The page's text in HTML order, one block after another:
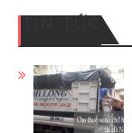
TIN TỨC